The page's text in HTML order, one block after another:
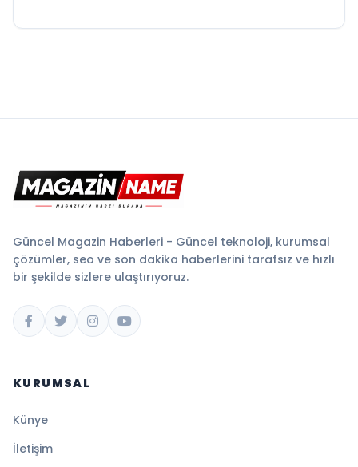
Güncel Magazin Haberleri - Güncel teknoloji, kurumsal
çözümler, seo ve son dakika haberlerini tarafsız ve hızlı
bir şekilde sizlere ulaştırıyoruz.
KURUMSAL
Künye
İletişim